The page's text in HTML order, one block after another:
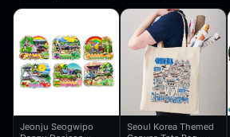
Jeonju Seogwipo
Seoul Korea Themed